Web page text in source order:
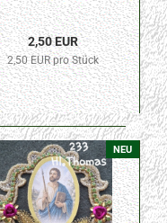
(ohne Stickrand)
40x55mm
2,50 EUR
2,50 EUR pro Stück
NEU